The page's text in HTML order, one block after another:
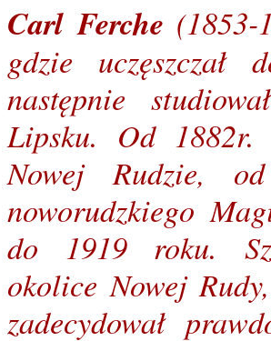
Carl Ferche
gdzie uczęszczał
następnie
Lipsku. Od 1882r.
Nowej Rudzie,
noworudzkiego
do 1919 roku.
okolice Nowej
zadecydował